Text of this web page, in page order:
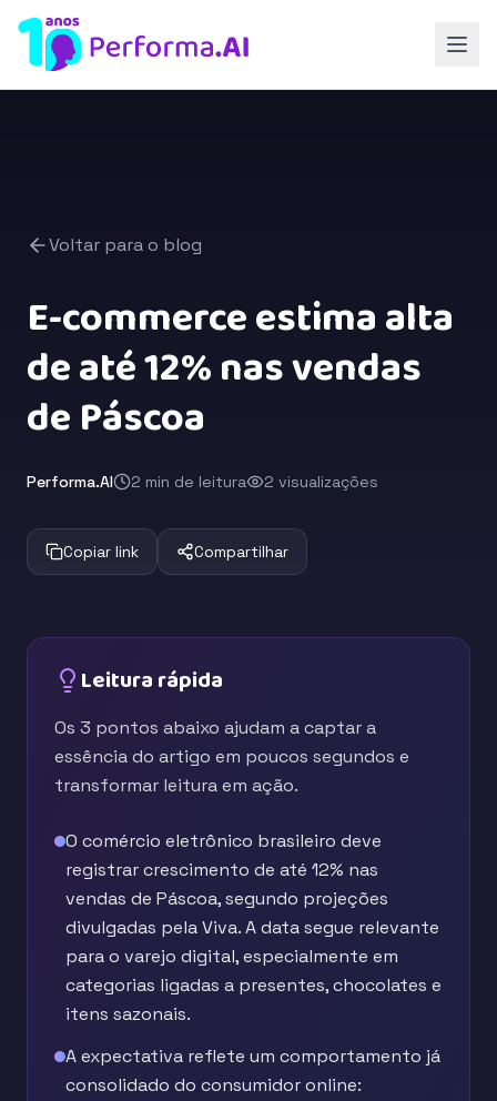
Voltar para o blog
E-commerce estima alta
de até 12% nas vendas
de Páscoa
Performa.AI 2 min de leitura 2 visualizações
Copiar link Compartilhar
Leitura rápida
Os 3 pontos abaixo ajudam a captar a
essência do artigo em poucos segundos e
transformar leitura em ação.
O comércio eletrônico brasileiro deve
registrar crescimento de até 12% nas
vendas de Páscoa, segundo projeções
divulgadas pela Viva. A data segue relevante
para o varejo digital, especialmente em
categorias ligadas a presentes, chocolates e
itens sazonais.
A expectativa reflete um comportamento já
consolidado do consumidor online: